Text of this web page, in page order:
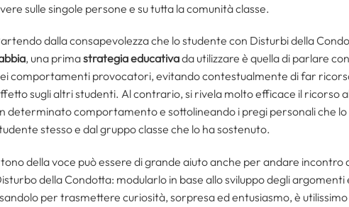
sulle singole persone e su tutta la comunità classe.
dalla consapevolezza che lo studente con Disturbi della
, una primastrategiaeducativada utilizzare è quella di parlare
comportamenti provocatori, evitando contestualmente di far
sugli altri studenti. Al contrario, si rivela molto efficace il ricorso
determinato comportamento e sottolineando i pregi personali che lo
stesso e dal gruppo classe che lo ha sostenuto.
tono della voce può essere di grande aiuto anche per andare
della Condotta: modularlo in base allo sviluppo degli
per trasmettere curiosità, sorpresa ed entusiasmo, è